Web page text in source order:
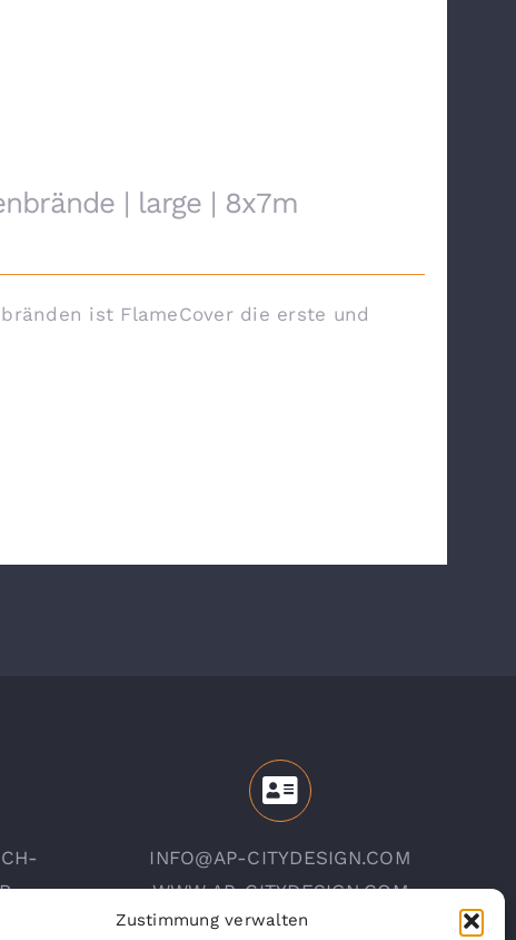
Zustimmung verwalten
| large | 8x7m
ist FlameCover die erste und
INFO@AP-CITYDESIGN.COM
WWW.AP-CITYDESIGN.COM